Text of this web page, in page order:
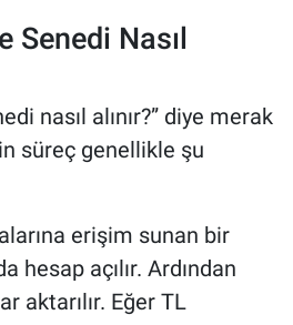
Senedi Nasıl
nasıl alınır?” diye merak
süreç genellikle şu
erişim sunan bir
hesap açılır. Ardından
aktarılır. Eğer TL